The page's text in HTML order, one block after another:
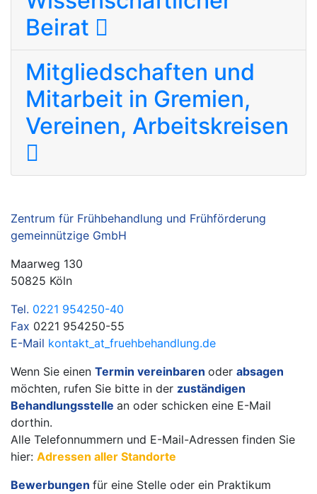
Beirat
Mitgliedschaften und
Mitarbeit in Gremien,
Vereinen, Arbeitskreisen
Zentrum für Frühbehandlung und Frühförderung
gemeinnützige GmbH
Maarweg 130
50825 Köln
Tel. 0221 954250-40
Fax 0221 954250-55
E-Mail kontakt _at_ fruehbehandlung.de
Wenn Sie einen Termin vereinbaren oder absagen
möchten, rufen Sie bitte in der zuständigen
Behandlungsstelle an oder schicken eine E-Mail
dorthin.
Alle Telefonnummern und E-Mail-Adressen finden Sie
hier: Adressen aller Standorte
Bewerbungen für eine Stelle oder ein Praktikum